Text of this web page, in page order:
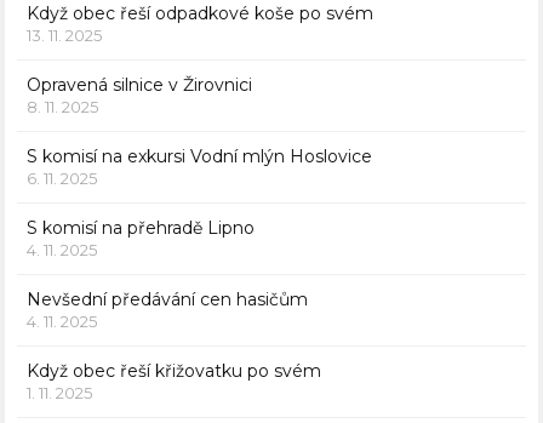
Když obec řeší odpadkové koše po svém
13. 11. 2025
Opravená silnice v Žirovnici
8. 11. 2025
S komisí na exkursi Vodní mlýn Hoslovice
6. 11. 2025
S komisí na přehradě Lipno
4. 11. 2025
Nevšední předávání cen hasičům
4. 11. 2025
Když obec řeší křižovatku po svém
1. 11. 2025